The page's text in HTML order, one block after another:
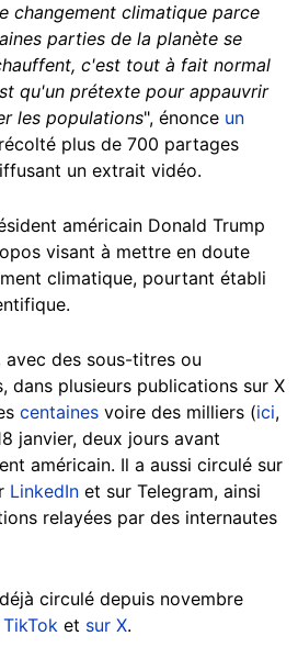
changement climatique parce
parties de la planète se
c'est tout à fait normal
qu'un prétexte pour appauvrir
les populations", énonce un
plus de 700 partages
un extrait vidéo.
américain Donald Trump
visant à mettre en doute
climatique, pourtant établi
des sous-titres ou
dans plusieurs publications sur X
centaines voire des milliers (ici,
janvier, deux jours avant
américain. Il a aussi circulé sur
LinkedIn et sur Telegram, ainsi
relayées par des internautes
circulé depuis novembre
et sur X.